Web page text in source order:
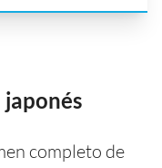
completo de